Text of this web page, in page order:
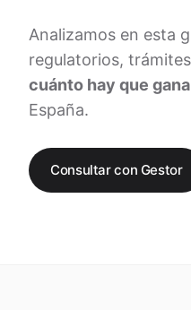
Analizamos en esta
regulatorios,
cuánto hay que
España.
Consultar con Gestor